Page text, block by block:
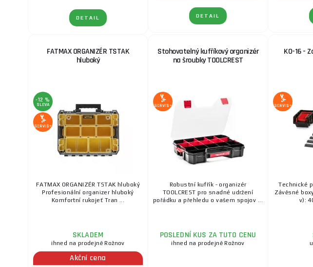
DETAIL DETAIL
FATMAX ORGANIZÉR TSTAK
hluboký
-12 %
SLEVA
SERVIS+
FATMAX ORGANIZÉR TSTAK hluboký
Profesionální organizer hluboký
Komfortní rukojeť Tran ...
SKLADEM
ihned na prodejně Rožnov
Akční cena
Stohovatelný kufříkový organizér
na šroubky TOOLCREST
SERVIS+
Robustní kufřík - organizér
TOOLCREST pro snadné udržení
pořádku a přehledu o vašem spojov ...
POSLEDNÍ KUS ZA TUTO CENU
ihned na prodejně Rožnov
KO-16 -
SERVIS+
Technické
Závěsné
v):